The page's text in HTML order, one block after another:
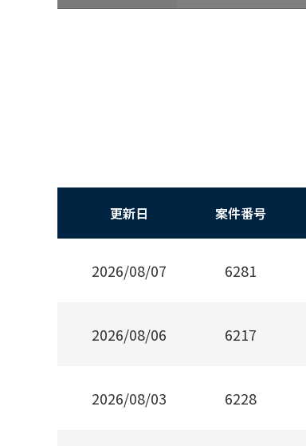
更新日 案件番号
2026/08/07 6281
2026/08/06 6217
2026/08/03 6228